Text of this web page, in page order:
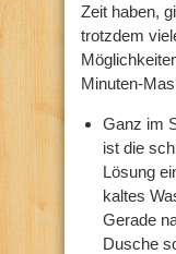
Zeit haben,
trotzdem
Minuten-
Ganz im
ist die
Lösung
kaltes
Gerade
Dusche